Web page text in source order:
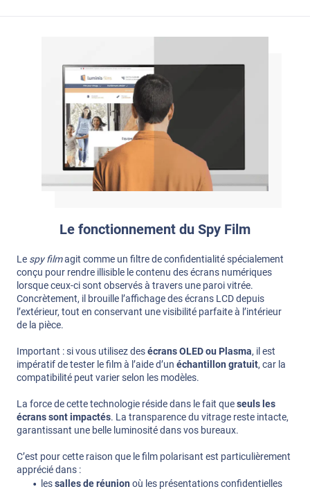
Le fonctionnement du Spy Film
Le spy filmagit comme un filtre de confidentialité spécialement
conçu pour rendre illisible le contenu des écrans numériques
lorsque ceux-ci sont observés à travers une paroi vitrée.
Concrètement, il brouille l’affichage des écrans LCD depuis
l’extérieur, tout en conservant une visibilité parfaite à l’intérieur
de la pièce.
Important : si vous utilisez desécrans OLED ou Plasma, il est
impératif de tester le film à l’aide d’un échantillon gratuit, car la
compatibilité peut varier selon les modèles.
La force de cette technologie réside dans le fait queseuls les
écrans sont impactés. La transparence du vitrage reste intacte,
garantissant une belle luminosité dans vos bureaux.
C’est pour cette raison que le film polarisant est particulièrement
apprécié dans :
lessalles de réunion où les présentations confidentielles